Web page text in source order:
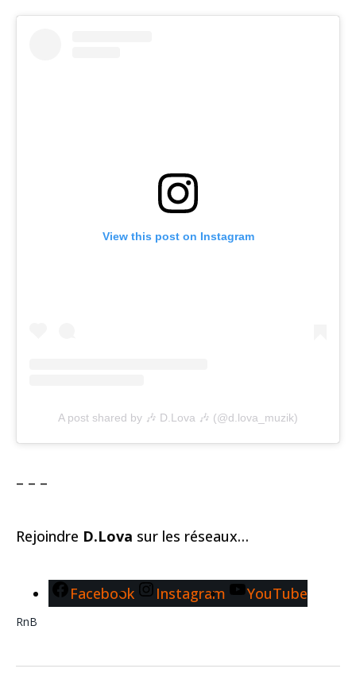
View this post on Instagram
A post shared by 🎶 D.Lova 🎶 (@d.lova_muzik)
– – –
Rejoindre D.Lova sur les réseaux…
Facebook Instagram YouTube
RnB